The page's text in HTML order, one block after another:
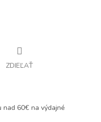
ZDIEĽAŤ
nad 60€ na výdajné